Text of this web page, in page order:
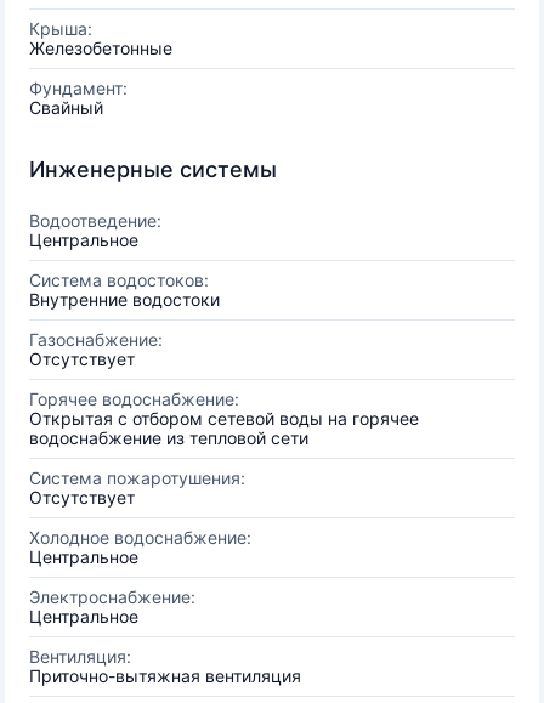
Крыша:
Железобетонные
Фундамент:
Свайный
Инженерные системы
Водоотведение:
Центральное
Система водостоков:
Внутренние водостоки
Газоснабжение:
Отсутствует
Горячее водоснабжение:
Открытая с отбором сетевой воды на горячее
водоснабжение из тепловой сети
Система пожаротушения:
Отсутствует
Холодное водоснабжение:
Центральное
Электроснабжение:
Центральное
Вентиляция:
Приточно-вытяжная вентиляция